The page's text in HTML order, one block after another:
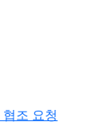
조 요청